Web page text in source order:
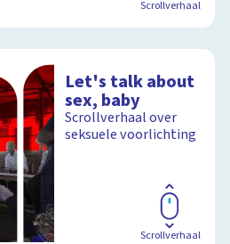
Scrollverhaal
Let's talk about
sex, baby
Scrollverhaal over
seksuele voorlichting
Scrollverhaal